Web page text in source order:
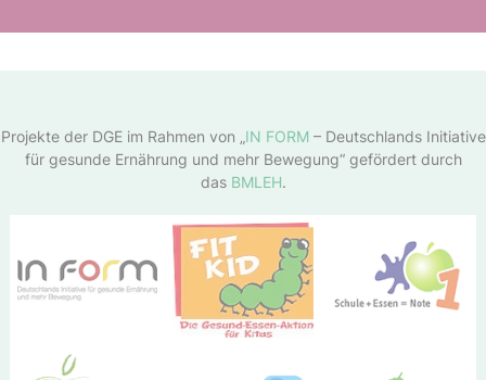
Projekte der DGE im Rahmen von „ IN FORM– Deutschlands Initiative
für gesunde Ernährung und mehr Bewegung“ gefördert durch
das BMLEH.